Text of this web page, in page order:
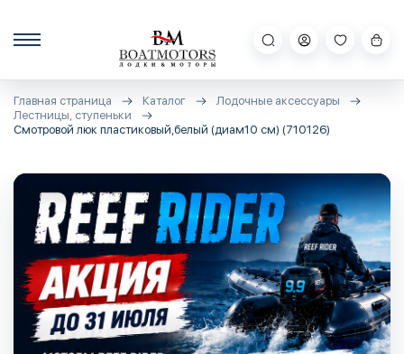
Главная страница Каталог
Лодочные аксессуары
Лестницы, ступеньки
Смотровой люк пластиковый,белый (диам10 см) (710126)